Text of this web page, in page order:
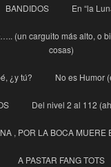
BANDIDOS En “la
(un carguito más alto, o
cosas)
¿y tú? No es Humor
Del nivel 2 al 112
, POR LA BOCA MUERE
A PASTAR FANG TOTS